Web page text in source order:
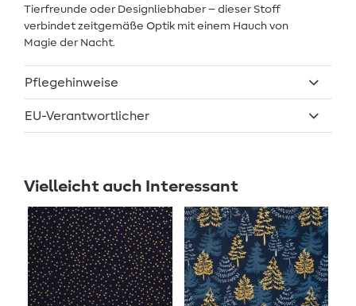
Tierfreunde oder Designliebhaber – dieser Stoff
verbindet zeitgemäße Optik mit einem Hauch von
Magie der Nacht.
Pflegehinweise
EU-Verantwortlicher
Vielleicht auch Interessant